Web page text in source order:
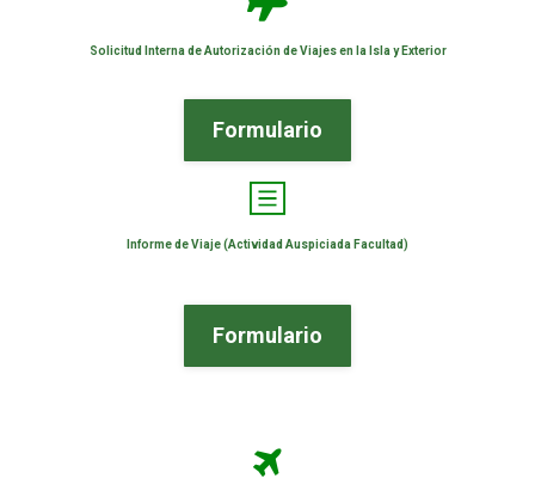
Solicitud Interna de Autorización de Viajes en la Isla y Exterior
Formulario
Informe de Viaje (Actividad Auspiciada Facultad)
Formulario